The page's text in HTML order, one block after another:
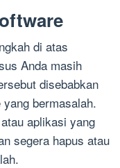
di atas
Anda masih
disebabkan
bermasalah.
aplikasi yang
segera hapus atau